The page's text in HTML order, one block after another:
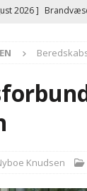
2026 ]
2026 ] Advarer:
2026 ]
Knudsen